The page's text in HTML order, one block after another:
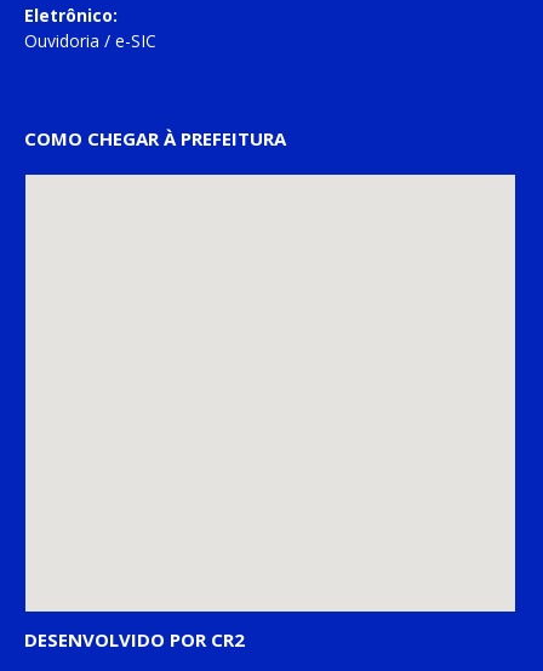
Eletrônico:
Ouvidoria / e-SIC
COMO CHEGAR À PREFEITURA
DESENVOLVIDO POR CR2